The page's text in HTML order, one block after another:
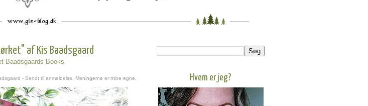
af Kis Baadsgaard
Baadsgaards Books
- Sendt til anmeldelse. Meningerne er mine egne. Hvem er jeg?